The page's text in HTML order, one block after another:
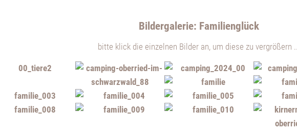
Bildergalerie: Familienglück
bitte klick die einzelnen Bilder an, um diese zu vergrößern ...